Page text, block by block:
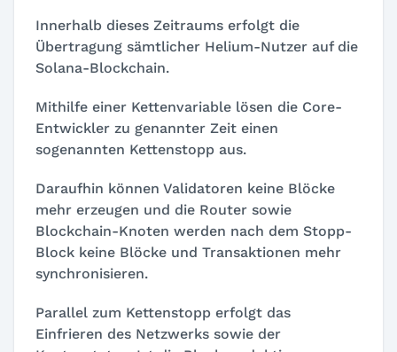
Innerhalb dieses Zeitraums erfolgt die
Übertragung sämtlicher Helium-Nutzer auf die
Solana-Blockchain.
Mithilfe einer Kettenvariable lösen die Core-
Entwickler zu genannter Zeit einen
sogenannten Kettenstopp aus.
Daraufhin können Validatoren keine Blöcke
mehr erzeugen und die Router sowie
Blockchain-Knoten werden nach dem Stopp-
Block keine Blöcke und Transaktionen mehr
synchronisieren.
Parallel zum Kettenstopp erfolgt das
Einfrieren des Netzwerks sowie der